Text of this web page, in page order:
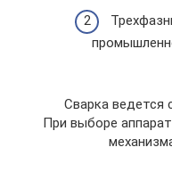
Сварка
При выборе